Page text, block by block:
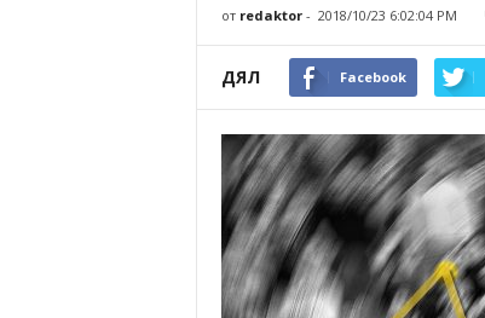
от redaktor- 2018/10/23 6:02:04 PM
ДЯЛ Facebook